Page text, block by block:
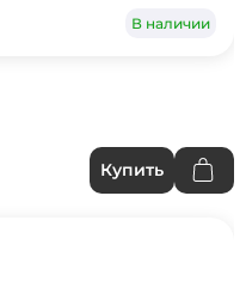
В наличии
Купить